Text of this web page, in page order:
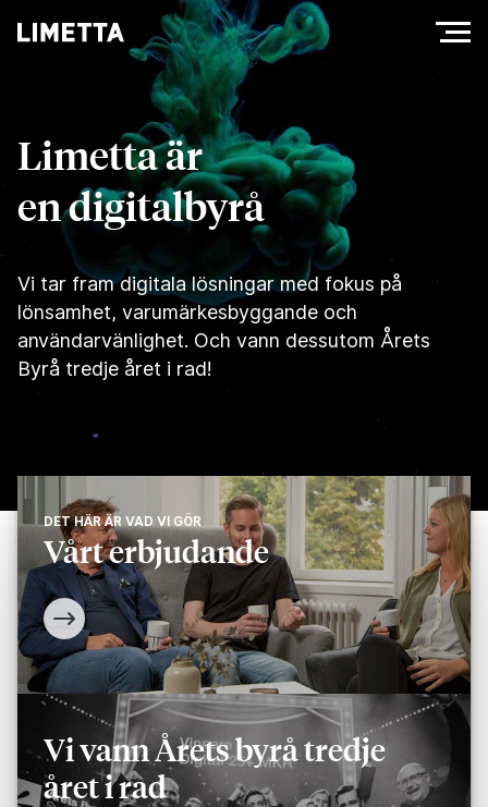
Limetta är
en digitalbyrå
Vi tar fram digitala lösningar med fokus på
lönsamhet, varumärkesbyggande och
användarvänlighet. Och vann dessutom Årets
Byrå tredje året i rad!
DET HÄR ÄR VAD VI GÖR
Vårt erbjudande
Vi vann Årets byrå tredje
året i rad